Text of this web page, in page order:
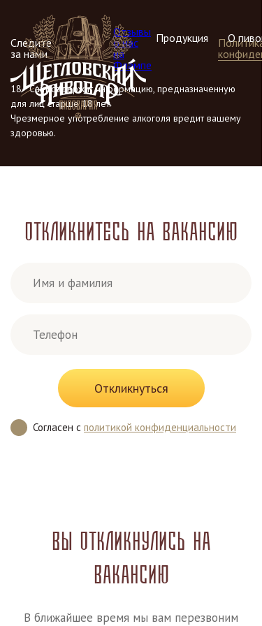
Продукция О
Следите
за нами
Отзывы
о нас
на
Флампе
Политика
18+ Сайт содержит информацию, предназначенную
для лиц старше 18 лет.
Чрезмерное употребление алкоголя вредит вашему
здоровью.
Откликнитесь на вакансию
Откликнуться
Согласен с политикой конфиденциальности
Вы откликнулись на
вакансию
В ближайшее время мы вам перезвоним